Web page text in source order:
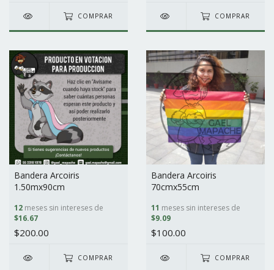
COMPRAR COMPRAR
Bandera Arcoiris
1.50mx90cm
12 meses sin intereses de
$16.67
$200.00
COMPRAR
Bandera Arcoiris
70cmx55cm
11 meses sin intereses de
$9.09
$100.00
COMPRAR